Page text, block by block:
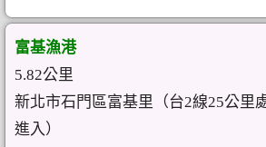
富基漁港
5.82公里
新北市石門區富基里（台2線25公里
進入）